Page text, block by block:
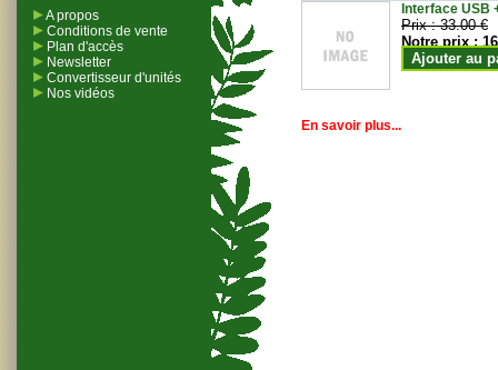
A propos
Conditions de vente
Plan d'accès
Newsletter
Convertisseur d'unités
Nos vidéos
Interface USB
Prix :33.00 €
Notre prix :
Ajouter au
En savoir plus...